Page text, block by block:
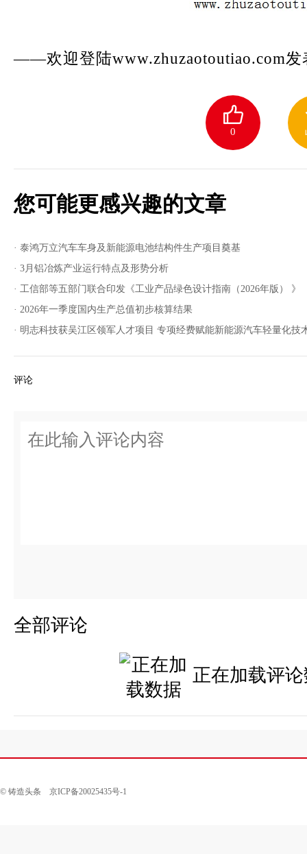
——欢迎登陆www.zhuzaotoutiao.com发
0
您可能更感兴趣的文章
· 泰鸿万立汽车车身及新能源电池结构件生产项目奠基
· 3月铝冶炼产业运行特点及形势分析
· 工信部等五部门联合印发《工业产品绿色设计指南（2026年版） 》
· 2026年一季度国内生产总值初步核算结果
· 明志科技获吴江区领军人才项目 专项经费赋能新能源汽车轻量化技
评论
全部评论
正在加载评
© 铸造头条 京ICP备20025435号-1